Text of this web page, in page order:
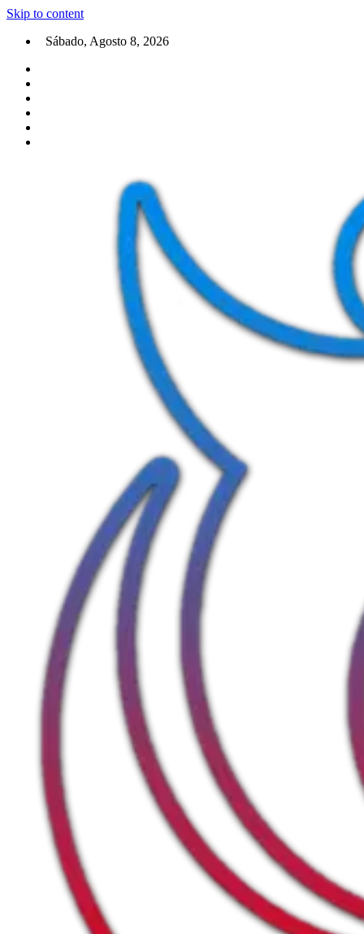
Skip to content
Sábado, Agosto 8, 2026